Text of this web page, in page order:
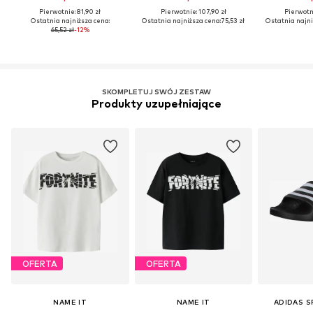
Pierwotnie: 81,90 zł
Ostatnia najniższa cena:
65,52 zł-12%
Pierwotnie: 107,90 zł
Ostatnia najniższa cena:75,53 zł
Ostatnia
SKOMPLETUJ SWÓJ ZESTAW
Produkty uzupełniające
OFERTA
NAME IT
OFERTA
NAME IT ADIDAS